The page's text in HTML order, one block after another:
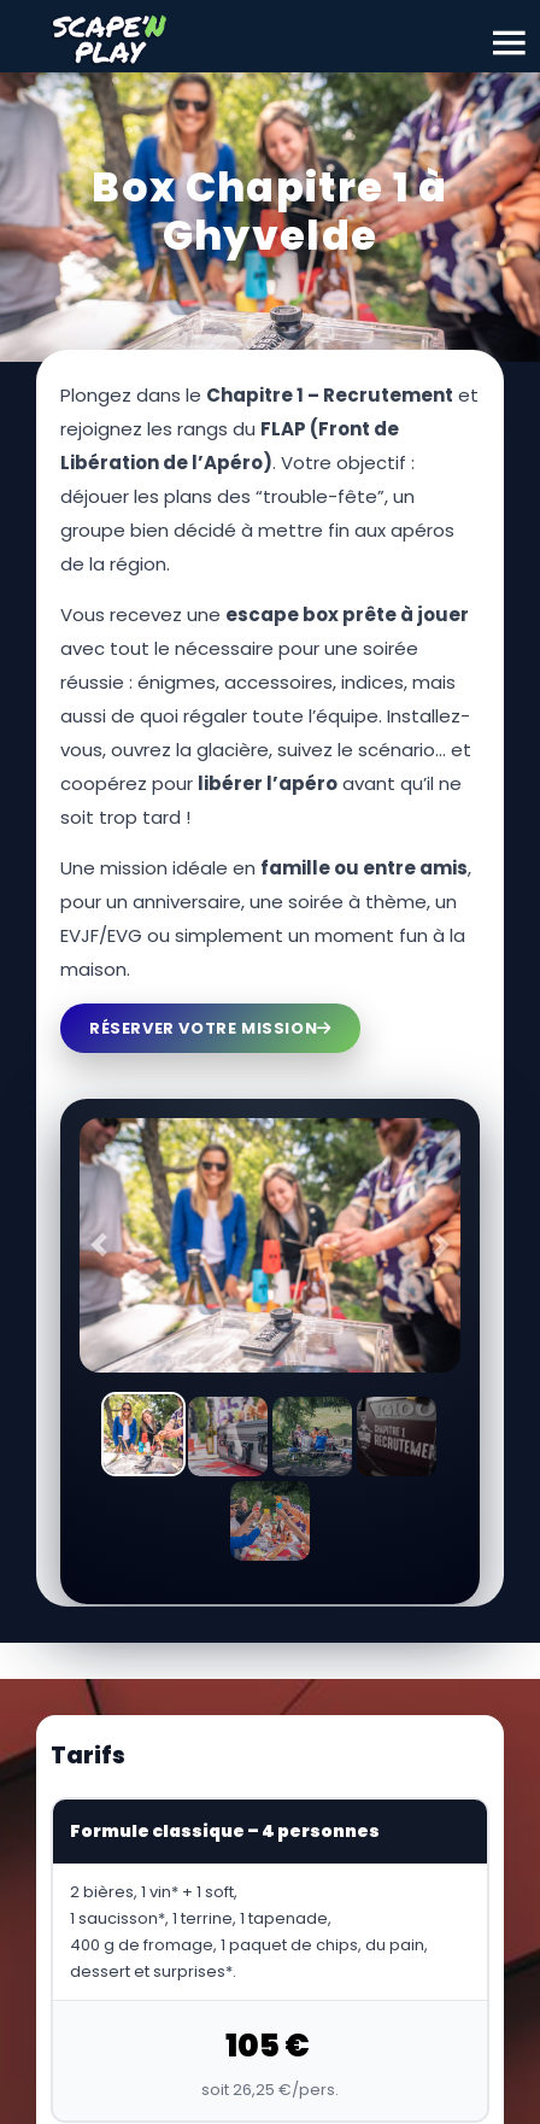
Box Chapitre 1 à
Ghyvelde
Plongez dans le Chapitre 1 – Recrutement et
rejoignez les rangs du FLAP (Front de
Libération de l’Apéro). Votre objectif :
déjouer les plans des “trouble-fête”, un
groupe bien décidé à mettre fin aux apéros
de la région.
Vous recevez une escape box prête à jouer
avec tout le nécessaire pour une soirée
réussie : énigmes, accessoires, indices, mais
aussi de quoi régaler toute l’équipe. Installez-
vous, ouvrez la glacière, suivez le scénario… et
coopérez pour libérer l’apéroavant qu’il ne
soit trop tard !
Une mission idéale en famille ou entre amis,
pour un anniversaire, une soirée à thème, un
EVJF/EVG ou simplement un moment fun à la
maison.
RÉSERVER VOTRE MISSION
Précédent Suivant
Tarifs
Formule classique – 4 personnes
2 bières, 1 vin* + 1 soft,
1 saucisson*, 1 terrine, 1 tapenade,
400 g de fromage, 1 paquet de chips, du pain,
dessert et surprises*.
105 €
soit 26,25 €/pers.